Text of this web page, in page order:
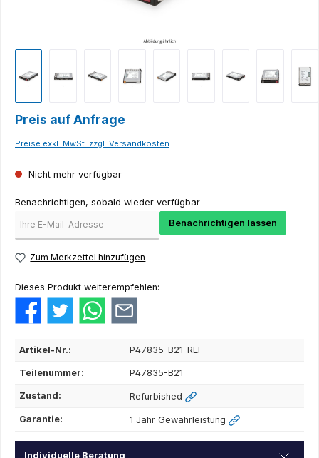
Preis auf Anfrage
Preise exkl. MwSt. zzgl. Versandkosten
Nicht mehr verfügbar
Benachrichtigen, sobald wieder verfügbar
Benachrichtigen lassen
Zum Merkzettel hinzufügen
Dieses Produkt weiterempfehlen:
Artikel-Nr.: P47835-B21-REF
Teilenummer: P47835-B21
Zustand: Refurbished
Garantie: 1 Jahr Gewährleistung
Individuelle Beratung